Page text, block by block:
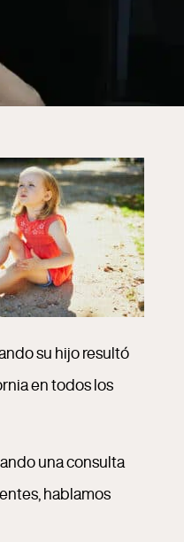
su hijo resultó
en todos los
una consulta
hablamos